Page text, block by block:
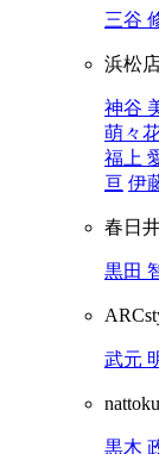
三谷
浜松
神谷
萌々
福上
亘 伊
春日
黒田
武元
黒木